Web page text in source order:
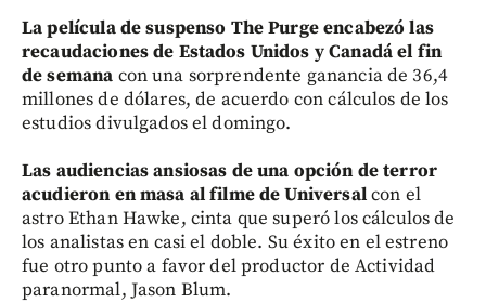
La película de suspenso The Purge encabezó las
recaudaciones de Estados Unidos y Canadá el fin
de semana con una sorprendente ganancia de 36,4
millones de dólares, de acuerdo con cálculos de los
estudios divulgados el domingo.
Las audiencias ansiosas de una opción de terror
acudieron en masa al filme de Universalcon el
astro Ethan Hawke, cinta que superó los cálculos de
los analistas en casi el doble. Su éxito en el estreno
fue otro punto a favor del productor de Actividad
paranormal, Jason Blum.